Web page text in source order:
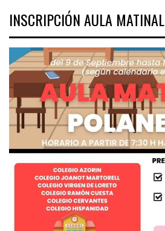
INSCRIPCIÓN AULA MATINAL